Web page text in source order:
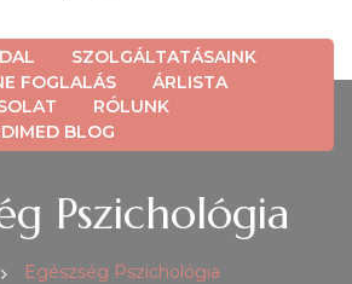
SZOLGÁLTATÁSAINK
FOGLALÁS
ÁRLISTA
RÓLUNK
BLOG
Pszichológia
Egészség Pszichológia